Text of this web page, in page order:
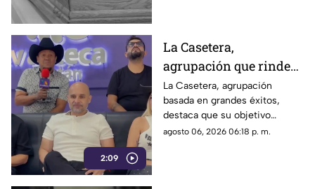
2:09
La Casetera,
agrupación que rinde
homenaje a los mejores
éxitos
La Casetera, agrupación
basada en grandes éxitos,
destaca que su objetivo
principal es que el público
agosto 06, 2026 06:18 p. m.